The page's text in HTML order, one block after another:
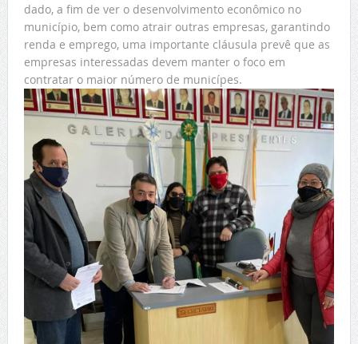
dado, a fim de ver o desenvolvimento econômico no
município, bem como atrair outras empresas, garantindo
renda e emprego, uma importante cláusula prevê que as
empresas interessadas devem manter o foco em
contratar o maior número de municípes.